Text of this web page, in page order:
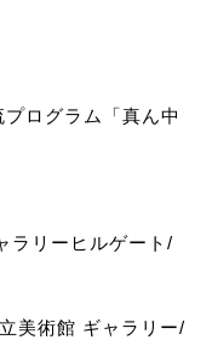
ログラム「真ん中
ラリーヒルゲート/
美術館 ギャラリー/